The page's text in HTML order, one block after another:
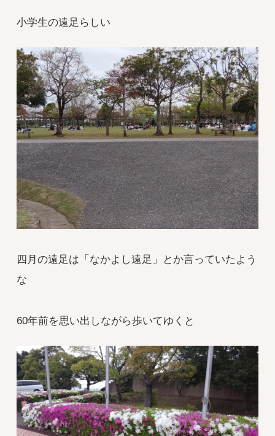
小学生の遠足らしい
四月の遠足は「なかよし遠足」とか言っていたよう
な
60年前を思い出しながら歩いてゆくと